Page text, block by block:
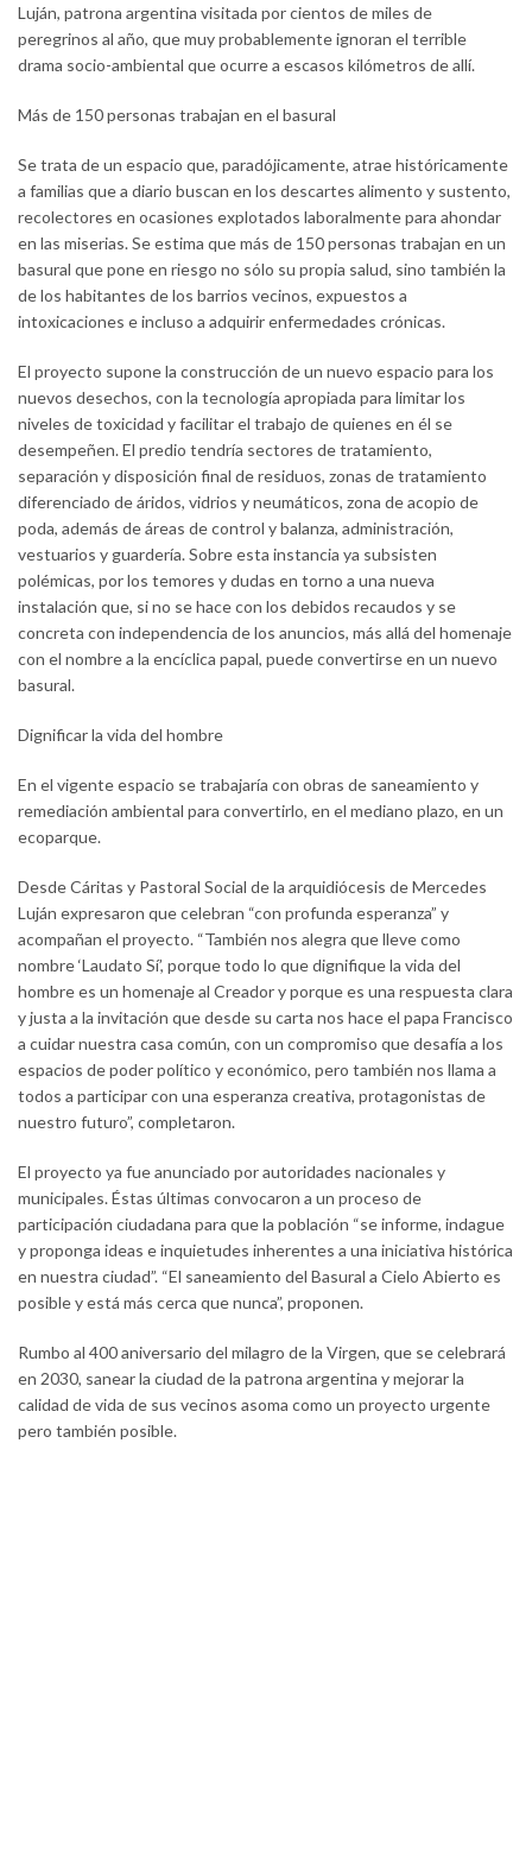
Luján, patrona argentina visitada por cientos de miles de
peregrinos al año, que muy probablemente ignoran el terrible
drama socio-ambiental que ocurre a escasos kilómetros de allí.
Más de 150 personas trabajan en el basural
Se trata de un espacio que, paradójicamente, atrae históricamente
a familias que a diario buscan en los descartes alimento y sustento,
recolectores en ocasiones explotados laboralmente para ahondar
en las miserias. Se estima que más de 150 personas trabajan en un
basural que pone en riesgo no sólo su propia salud, sino también la
de los habitantes de los barrios vecinos, expuestos a
intoxicaciones e incluso a adquirir enfermedades crónicas.
El proyecto supone la construcción de un nuevo espacio para los
nuevos desechos, con la tecnología apropiada para limitar los
niveles de toxicidad y facilitar el trabajo de quienes en él se
desempeñen. El predio tendría sectores de tratamiento,
separación y disposición final de residuos, zonas de tratamiento
diferenciado de áridos, vidrios y neumáticos, zona de acopio de
poda, además de áreas de control y balanza, administración,
vestuarios y guardería. Sobre esta instancia ya subsisten
polémicas, por los temores y dudas en torno a una nueva
instalación que, si no se hace con los debidos recaudos y se
concreta con independencia de los anuncios, más allá del homenaje
con el nombre a la encíclica papal, puede convertirse en un nuevo
basural.
Dignificar la vida del hombre
En el vigente espacio se trabajaría con obras de saneamiento y
remediación ambiental para convertirlo, en el mediano plazo, en un
ecoparque.
Desde Cáritas y Pastoral Social de la arquidiócesis de Mercedes
Luján expresaron que celebran “con profunda esperanza” y
acompañan el proyecto. “También nos alegra que lleve como
nombre ‘Laudato Sí’, porque todo lo que dignifique la vida del
hombre es un homenaje al Creador y porque es una respuesta clara
y justa a la invitación que desde su carta nos hace el papa Francisco
a cuidar nuestra casa común, con un compromiso que desafía a los
espacios de poder político y económico, pero también nos llama a
todos a participar con una esperanza creativa, protagonistas de
nuestro futuro”, completaron.
El proyecto ya fue anunciado por autoridades nacionales y
municipales. Éstas últimas convocaron a un proceso de
participación ciudadana para que la población “se informe, indague
y proponga ideas e inquietudes inherentes a una iniciativa histórica
en nuestra ciudad”. “El saneamiento del Basural a Cielo Abierto es
posible y está más cerca que nunca”, proponen.
Rumbo al 400 aniversario del milagro de la Virgen, que se celebrará
en 2030, sanear la ciudad de la patrona argentina y mejorar la
calidad de vida de sus vecinos asoma como un proyecto urgente
pero también posible.